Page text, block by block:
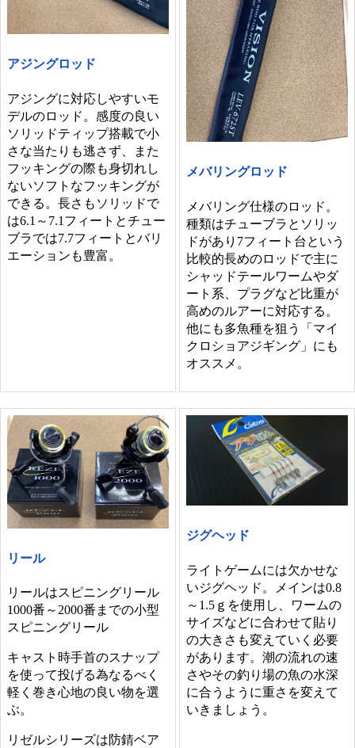
アジングロッド
アジングに対応しやすいモ
デルのロッド。感度の良い
ソリッドティップ搭載で小
さな当たりも逃さず、また
フッキングの際も身切れし
ないソフトなフッキングが
できる。長さもソリッドで
は6.1～7.1フィートとチュー
ブラでは7.7フィートとバリ
エーションも豊富。
メバリングロッド
メバリング仕様のロッド。
種類はチューブラとソリッ
ドがあり7フィート台という
比較的長めのロッドで主に
シャッドテールワームやダ
ート系、プラグなど比重が
高めのルアーに対応する。
他にも多魚種を狙う「マイ
クロショアジギング」にも
オススメ。
リール
リールはスピニングリール
1000番～2000番までの小型
スピニングリール
キャスト時手首のスナップ
を使って投げる為なるべく
軽く巻き心地の良い物を選
ぶ。
リゼルシリーズは防錆ベア
ジグヘッド
ライトゲームには欠かせな
いジグヘッド。メインは0.8
～1.5ｇを使用し、ワームの
サイズなどに合わせて貼り
の大きさも変えていく必要
があります。潮の流れの速
さやその釣り場の魚の水深
に合うように重さを変えて
いきましょう。